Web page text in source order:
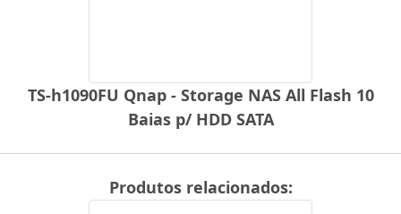
TS-h1090FU Qnap - Storage NAS All Flash 10
Baias p/ HDD SATA
Produtos relacionados: